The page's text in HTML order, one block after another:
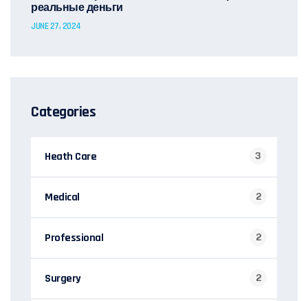
реальные деньги
JUNE 27, 2024
Categories
Heath Care 3
Medical 2
Professional 2
Surgery 2